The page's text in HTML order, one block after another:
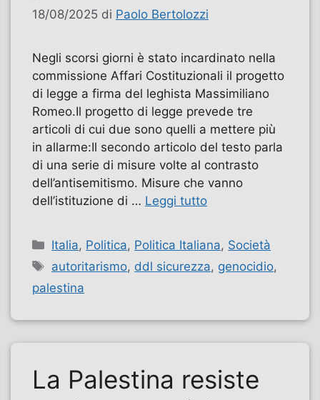
18/08/2025 di Paolo Bertolozzi
Negli scorsi giorni è stato incardinato nella
commissione Affari Costituzionali il progetto
di legge a firma del leghista Massimiliano
Romeo.Il progetto di legge prevede tre
articoli di cui due sono quelli a mettere più
in allarme:Il secondo articolo del testo parla
di una serie di misure volte al contrasto
dell’antisemitismo. Misure che vanno
dell’istituzione di … Leggi tutto
Categorie
Italia, Politica, Politica Italiana, Società
Tag
autoritarismo, ddl sicurezza, genocidio,
palestina
La Palestina resiste